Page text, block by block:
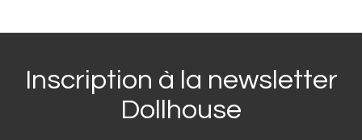
Inscription à la newsletter
Dollhouse